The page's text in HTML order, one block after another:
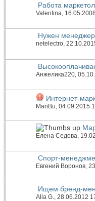
Работа
Valentina ,
Нужен
netelectro,
Анжелика220 ,
Интернет-
MariBu, 04.09.2015
Елена Седова ,
Спорт-
Евгений Воронов,
Ищем бренд-
Alla G. , 28.06.2012